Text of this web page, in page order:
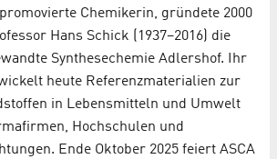
Chemikerin, gründete 2000
Hans Schick (1937–2016) die
Synthesechemie Adlershof. Ihr
heute Referenzmaterialien zur
in Lebensmitteln und Umwelt
Hochschulen und
Ende Oktober 2025 feiert ASCA